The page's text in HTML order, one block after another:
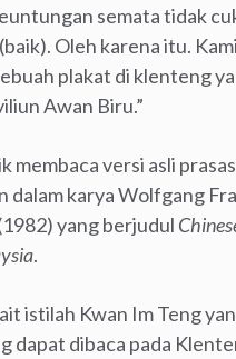
semata tidak
Oleh karena itu. Kami
plakat di klenteng
Awan Biru.”
membaca versi asli
dalam karya Wolfgang
yang berjudul
.
istilah Kwan Im Teng
dapat dibaca pada